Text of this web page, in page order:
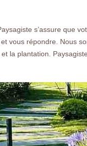
s’assure que
vous répondre. Nous
la plantation.